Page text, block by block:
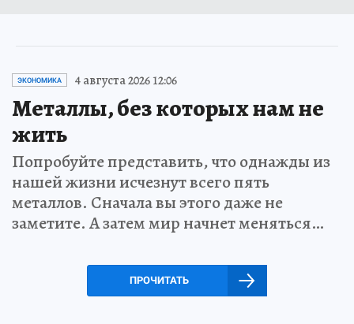
ЭКОНОМИКА 4 августа 2026 12:06
Металлы, без которых нам не
жить
Попробуйте представить, что однажды из
нашей жизни исчезнут всего пять
металлов. Сначала вы этого даже не
заметите. А затем мир начнет меняться…
ПРОЧИТАТЬ